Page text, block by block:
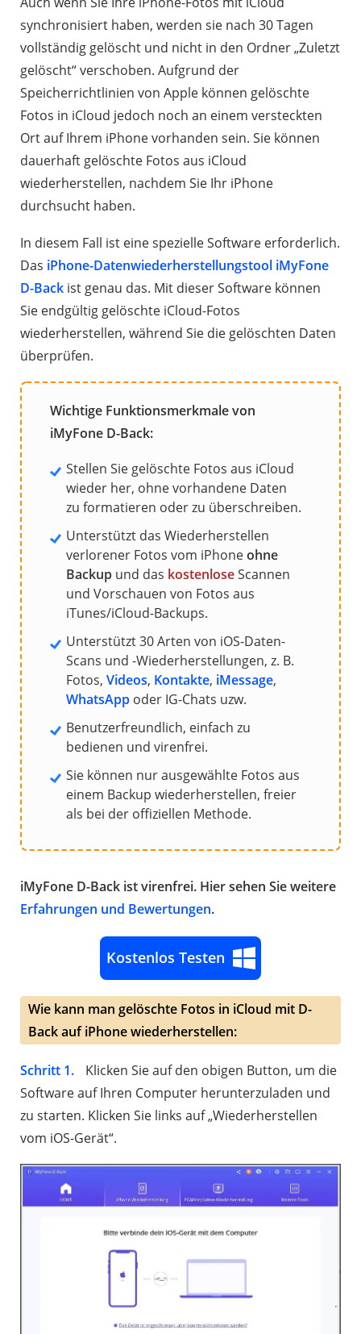
synchronisiert haben, werden sie nach 30 Tagen
vollständig gelöscht und nicht in den Ordner „Zuletzt
gelöscht“ verschoben. Aufgrund der
Speicherrichtlinien von Apple können gelöschte
Fotos in iCloud jedoch noch an einem versteckten
Ort auf Ihrem iPhone vorhanden sein. Sie können
dauerhaft gelöschte Fotos aus iCloud
wiederherstellen, nachdem Sie Ihr iPhone
durchsucht haben.
In diesem Fall ist eine spezielle Software erforderlich.
Das iPhone-Datenwiederherstellungstool iMyFone
D-Back ist genau das. Mit dieser Software können
Sie endgültig gelöschte iCloud-Fotos
wiederherstellen, während Sie die gelöschten Daten
überprüfen.
Wichtige Funktionsmerkmale von
iMyFone D-Back:
Stellen Sie gelöschte Fotos aus iCloud
wieder her, ohne vorhandene Daten
zu formatieren oder zu überschreiben.
Unterstützt das Wiederherstellen
verlorener Fotos vom iPhoneohne
Backup und das kostenloseScannen
und Vorschauen von Fotos aus
iTunes/iCloud-Backups.
Unterstützt 30 Arten von iOS-Daten-
Scans und -Wiederherstellungen, z. B.
Fotos, Videos, Kontakte, iMessage,
WhatsApp oder IG-Chats uzw.
Benutzerfreundlich, einfach zu
bedienen und virenfrei.
Sie können nur ausgewählte Fotos aus
einem Backup wiederherstellen, freier
als bei der offiziellen Methode.
iMyFone D-Back ist virenfrei. Hier sehen Sie weitere
Erfahrungen und Bewertungen.
Kostenlos Testen
Wie kann man gelöschte Fotos in iCloud mit D-
Back auf iPhone wiederherstellen:
Schritt 1.
Klicken Sie auf den obigen Button, um die
Software auf Ihren Computer herunterzuladen und
zu starten. Klicken Sie links auf „Wiederherstellen
vom iOS-Gerät“.